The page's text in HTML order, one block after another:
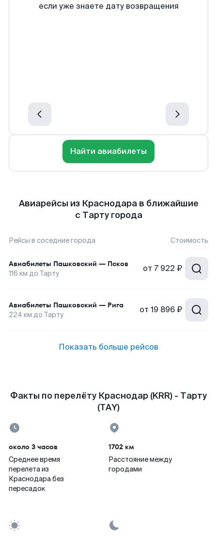
если уже знаете дату возвращения
Найти авиабилеты
Авиарейсы из Краснодара в ближайшие
с Тарту города
Рейсы в соседние города Стоимость
Авиабилеты Пашковский — Псков
116 км до Тарту от 7 922 ₽
Авиабилеты Пашковский — Рига
224 км до Тарту от 19 896 ₽
Показать больше рейсов
Факты по перелёту Краснодар (KRR) - Тарту
(TAY)
около 3 часов
Среднее время
перелета из
Краснодара без
пересадок
1702 км
Расстояние между
городами